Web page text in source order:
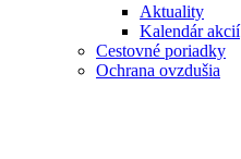
Aktuality
Kalendár akcií
Cestovné poriadky
Ochrana ovzdušia